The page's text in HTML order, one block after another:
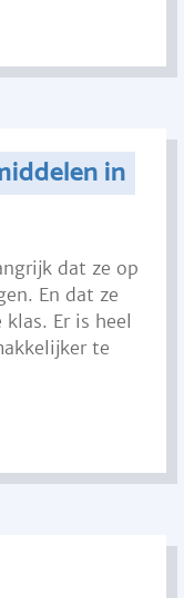
in
dat ze op
En dat ze
Er is heel
te